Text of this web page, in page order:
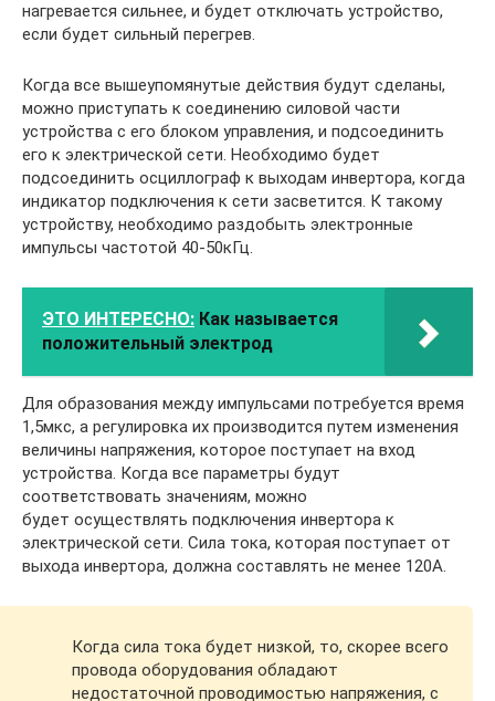
нагревается сильнее, и будет отключать устройство,
если будет сильный перегрев.
Когда все вышеупомянутые действия будут сделаны,
можно приступать к соединению силовой части
устройства с его блоком управления, и подсоединить
его к электрической сети. Необходимо будет
подсоединить осциллограф к выходам инвертора, когда
индикатор подключения к сети засветится. К такому
устройству, необходимо раздобыть электронные
импульсы частотой 40-50кГц.
ЭТО ИНТЕРЕСНО: Как называется
положительный электрод
Для образования между импульсами потребуется время
1,5мкс, а регулировка их производится путем изменения
величины напряжения, которое поступает на вход
устройства. Когда все параметры будут
соответствовать значениям, можно
будет осуществлять подключения инвертора к
электрической сети. Сила тока, которая поступает от
выхода инвертора, должна составлять не менее 120А.
Когда сила тока будет низкой, то, скорее всего
провода оборудования обладают
недостаточной проводимостью напряжения, с